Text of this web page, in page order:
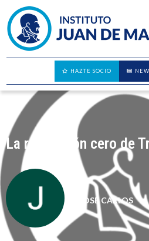
HAZTE SOCIO
La revolución cero de
JOSÉ CARLOS